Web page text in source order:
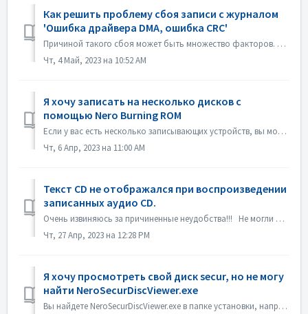
Как решить проблему сбоя записи с журналом
'Ошибка драйвера DMA, ошибка CRC'
Причиной такого сбоя может быть множество факторов. Пожалуйста, попробуйте следующие методы: 1. Отсоедините кабели передачи данных на устройстве прожига; 2...
Чт, 4 Май, 2023 на 10:52 AM
Я хочу записать на несколько дисков с
помощью Nero Burning ROM
Если у вас есть несколько записывающих устройств, вы можете отметить опцию "Использовать несколько записывающих устройств" на вкладке Burn перед з...
Чт, 6 Апр, 2023 на 11:00 AM
Текст CD не отображался при воспроизведении
записанных аудио CD.
Очень извиняюсь за причиненные неудобства!!! Не могли бы вы воспроизвести диск с помощью Nero MediaHome и проверить метаданные? Ваши проигрыватели должны ...
Чт, 27 Апр, 2023 на 12:28 PM
Я хочу просмотреть свой диск secur, но не могу
найти NeroSecurDiscViewer.exe
Вы найдете NeroSecurDiscViewer.exe в папке установки, например: C:\Programs (x86)\Nero\Nero 2023\Nero Burning ROM\SecurDisc На диске также должен быть файл...